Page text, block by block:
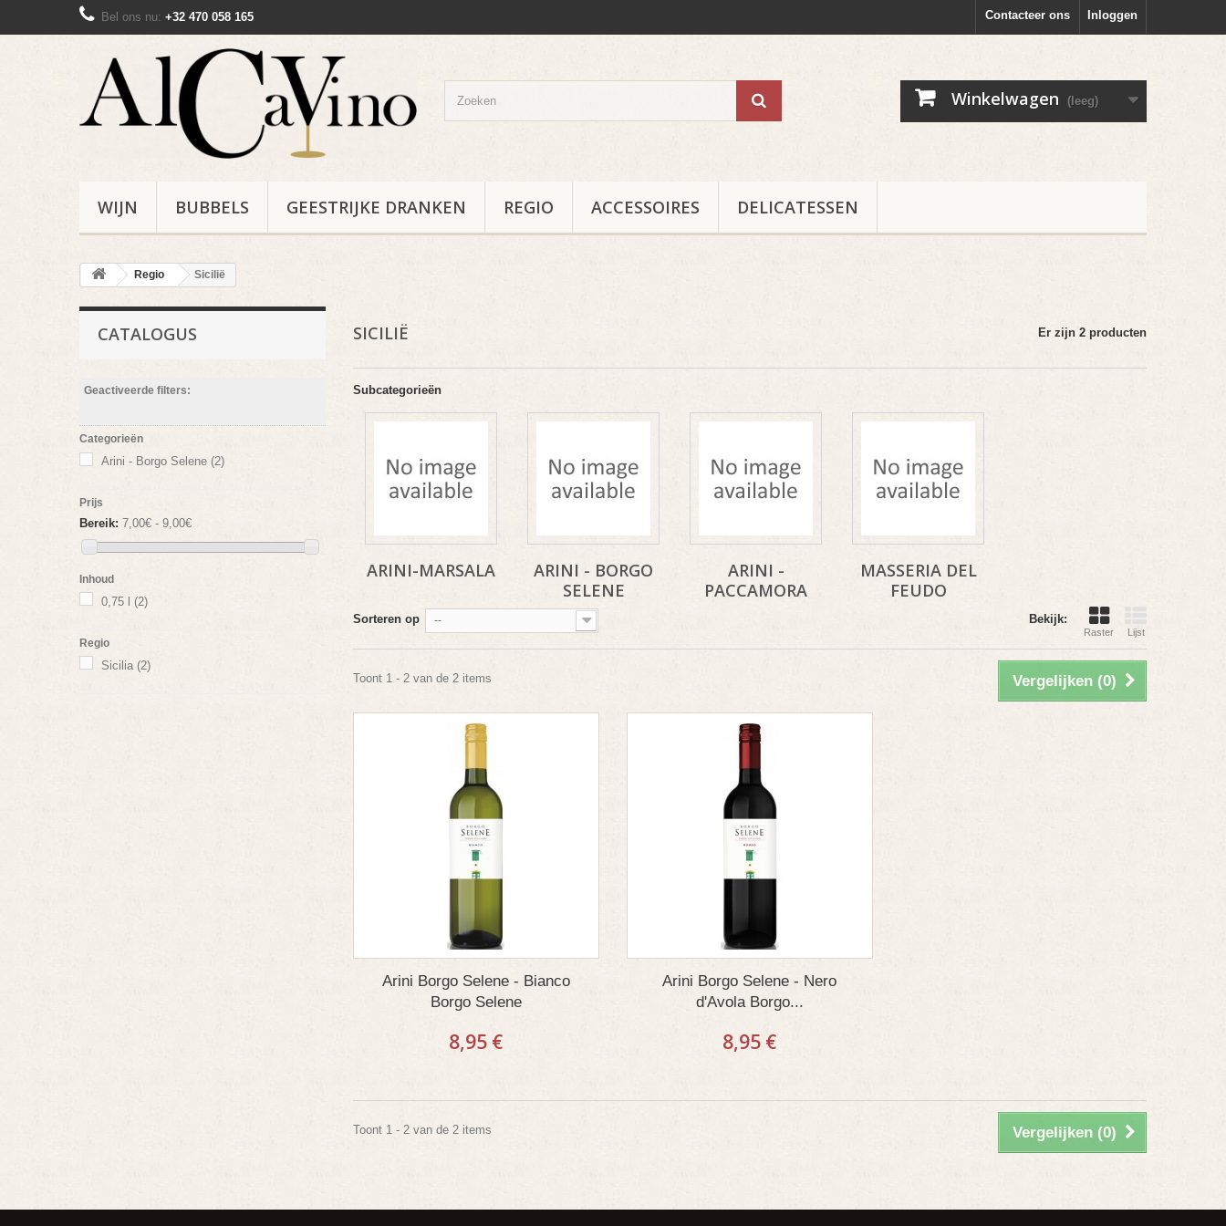
Inloggen
Contacteer ons
Bel ons nu: +32 470 058 165
Winkelwagen (leeg)
WIJN BUBBELS GEESTRIJKE DRANKEN REGIO ACCESSOIRES DELICATESSEN
Regio Sicilië
CATALOGUS
Geactiveerde filters:
Categorieën
Arini - Borgo Selene (2)
Prijs
Bereik: 7,00€ - 9,00€
Inhoud
0,75 l (2)
Regio
Sicilia (2)
SICILIË Er zijn 2 producten
Subcategorieën
ARINI-MARSALA
ARINI - BORGO
SELENE
ARINI -
PACCAMORA
MASSERIA DEL
FEUDO
Bekijk:
Raster Lijst
Sorteren op --
Vergelijken (0)
Toont 1 - 2 van de 2 items
Arini Borgo Selene - Bianco
Borgo Selene
8,95 €
Arini Borgo Selene - Nero
d'Avola Borgo...
8,95 €
Vergelijken (0)
Toont 1 - 2 van de 2 items